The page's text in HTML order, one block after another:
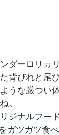
ダーロリカ
背びれと尾び
うな厳つい
。
ジナルフード
ガツガツ食べ